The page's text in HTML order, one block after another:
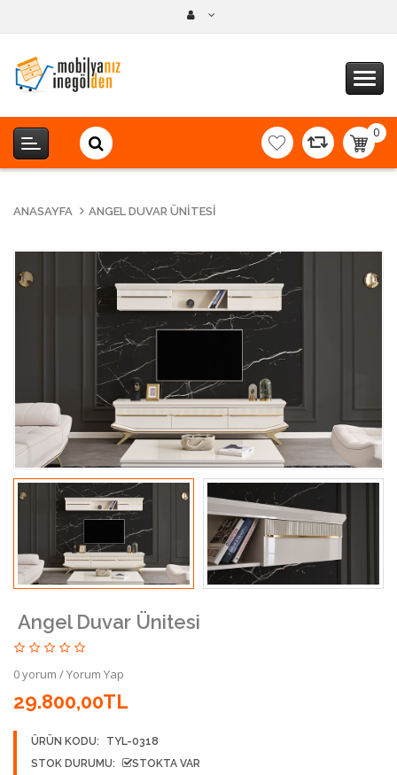
0
-
ANASAYFA ANGEL DUVAR ÜNITESI
Angel Duvar Ünitesi
0 yorum /Yorum Yap
29.800,00TL
ÜRÜN KODU:
TYL-0318
STOK DURUMU:
STOKTA VAR